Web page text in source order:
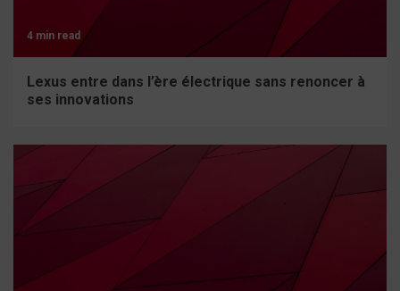
4 min read
Lexus entre dans l’ère électrique sans renoncer à
ses innovations